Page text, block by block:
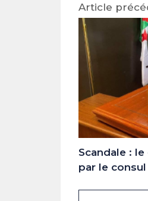
Article
Scandale :
par le consul